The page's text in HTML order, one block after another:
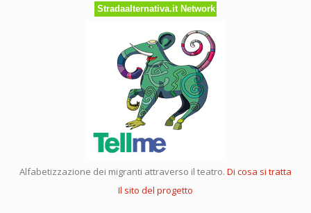
Stradaalternativa.it Network
Alfabetizzazione dei migranti attraverso il teatro. Di cosa si tratta
Il sito del progetto